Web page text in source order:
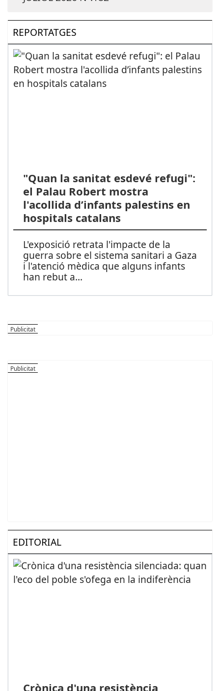
REPORTATGES
"Quan la sanitat esdevé refugi":
el Palau Robert mostra
l'acollida d’infants palestins en
hospitals catalans
L'exposició retrata l'impacte de la
guerra sobre el sistema sanitari a Gaza
i l'atenció mèdica que alguns infants
han rebut a...
EDITORIAL
Crònica d'una resistència